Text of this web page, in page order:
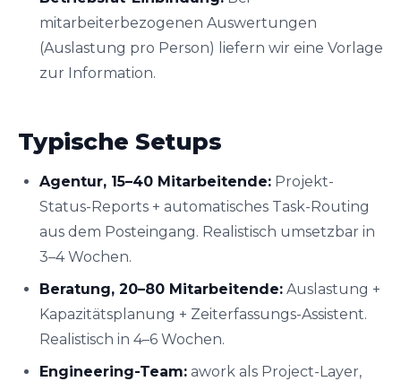
mitarbeiterbezogenen Auswertungen
(Auslastung pro Person) liefern wir eine Vorlage
zur Information.
Typische Setups
Agentur, 15–40 Mitarbeitende: Projekt-
Status-Reports + automatisches Task-Routing
aus dem Posteingang. Realistisch umsetzbar in
3–4 Wochen.
Beratung, 20–80 Mitarbeitende: Auslastung +
Kapazitätsplanung + Zeiterfassungs-Assistent.
Realistisch in 4–6 Wochen.
Engineering-Team: awork als Project-Layer,